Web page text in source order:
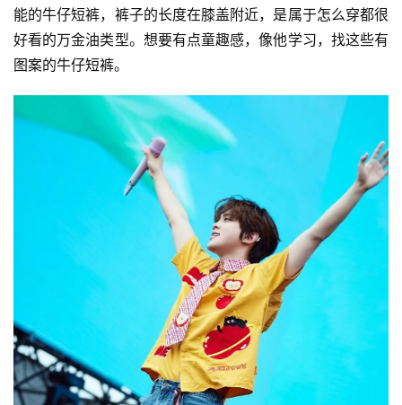
能的牛仔短裤，裤子的长度在膝盖附近，是属于怎么穿都很
好看的万金油类型。想要有点童趣感，像他学习，找这些有
图案的牛仔短裤。